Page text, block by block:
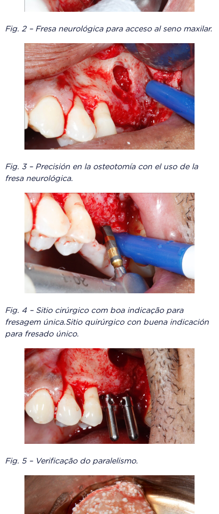
Fig. 2 – Fresa neurológica para acceso al seno maxilar.
Fig. 3 – Precisión en la osteotomía con el uso de la
fresa neurológica.
Fig. 4 – Sitio cirúrgico com boa indicação para
fresagem única.Sitio quirúrgico con buena indicación
para fresado único.
Fig. 5 – Verificação do paralelismo.